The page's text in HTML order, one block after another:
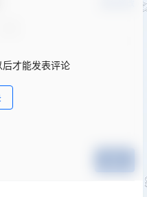
才能发表评论